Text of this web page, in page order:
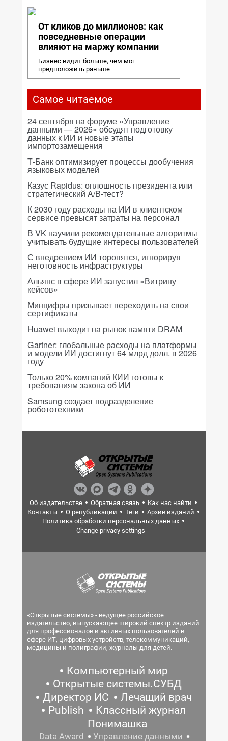
От кликов до миллионов: как
повседневные операции
влияют на маржу компании
Бизнес видит больше, чем мог
предположить раньше
Самое читаемое
24 сентября на форуме «Управление
данными — 2026» обсудят подготовку
данных к ИИ и новые этапы
импортозамещения
Т-Банк оптимизирует процессы дообучения
языковых моделей
Казус Rapidus: оплошность президента или
стратегический A/B-тест?
К 2030 году расходы на ИИ в клиентском
сервисе превысят затраты на персонал
В VK научили рекомендательные алгоритмы
учитывать будущие интересы пользователей
С внедрением ИИ торопятся, игнорируя
неготовность инфраструктуры
Альянс в сфере ИИ запустил «Витрину
кейсов»
Минцифры призывает переходить на свои
сертификаты
Huawei выходит на рынок памяти DRAM
Gartner: глобальные расходы на платформы
и модели ИИ достигнут 64 млрд долл. в 2026
году
Только 20% компаний КИИ готовы к
требованиям закона об ИИ
Samsung создает подразделение
робототехники
Об издательстве Обратная связь
Как нас найти
Контакты
О републикации Теги
Архив изданий
Политика обработки персональных данных
Change privacy settings
«Открытые системы» - ведущее российское
издательство, выпускающее широкий спектр изданий
для профессионалов и активных пользователей в
сфере ИТ, цифровых устройств, телекоммуникаций,
медицины и полиграфии, журналы для детей.
Компьютерный мир
Открытые системы.СУБД
Директор ИС
Лечащий врач
Publish
Классный журнал
Понимашка
Data Award Управление данными